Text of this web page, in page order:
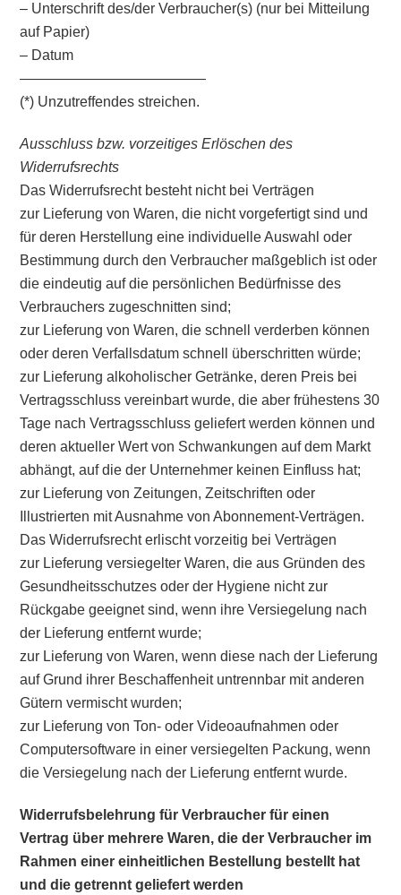
– Unterschrift des/der Verbraucher(s) (nur bei Mitteilung
auf Papier)
– Datum
—————————————
(*) Unzutreffendes streichen.
Ausschluss bzw. vorzeitiges Erlöschen des
Widerrufsrechts
Das Widerrufsrecht besteht nicht bei Verträgen
zur Lieferung von Waren, die nicht vorgefertigt sind und
für deren Herstellung eine individuelle Auswahl oder
Bestimmung durch den Verbraucher maßgeblich ist oder
die eindeutig auf die persönlichen Bedürfnisse des
Verbrauchers zugeschnitten sind;
zur Lieferung von Waren, die schnell verderben können
oder deren Verfallsdatum schnell überschritten würde;
zur Lieferung alkoholischer Getränke, deren Preis bei
Vertragsschluss vereinbart wurde, die aber frühestens 30
Tage nach Vertragsschluss geliefert werden können und
deren aktueller Wert von Schwankungen auf dem Markt
abhängt, auf die der Unternehmer keinen Einfluss hat;
zur Lieferung von Zeitungen, Zeitschriften oder
Illustrierten mit Ausnahme von Abonnement-Verträgen.
Das Widerrufsrecht erlischt vorzeitig bei Verträgen
zur Lieferung versiegelter Waren, die aus Gründen des
Gesundheitsschutzes oder der Hygiene nicht zur
Rückgabe geeignet sind, wenn ihre Versiegelung nach
der Lieferung entfernt wurde;
zur Lieferung von Waren, wenn diese nach der Lieferung
auf Grund ihrer Beschaffenheit untrennbar mit anderen
Gütern vermischt wurden;
zur Lieferung von Ton- oder Videoaufnahmen oder
Computersoftware in einer versiegelten Packung, wenn
die Versiegelung nach der Lieferung entfernt wurde.
Widerrufsbelehrung für Verbraucher für einen
Vertrag über mehrere Waren, die der Verbraucher im
Rahmen einer einheitlichen Bestellung bestellt hat
und die getrennt geliefert werden